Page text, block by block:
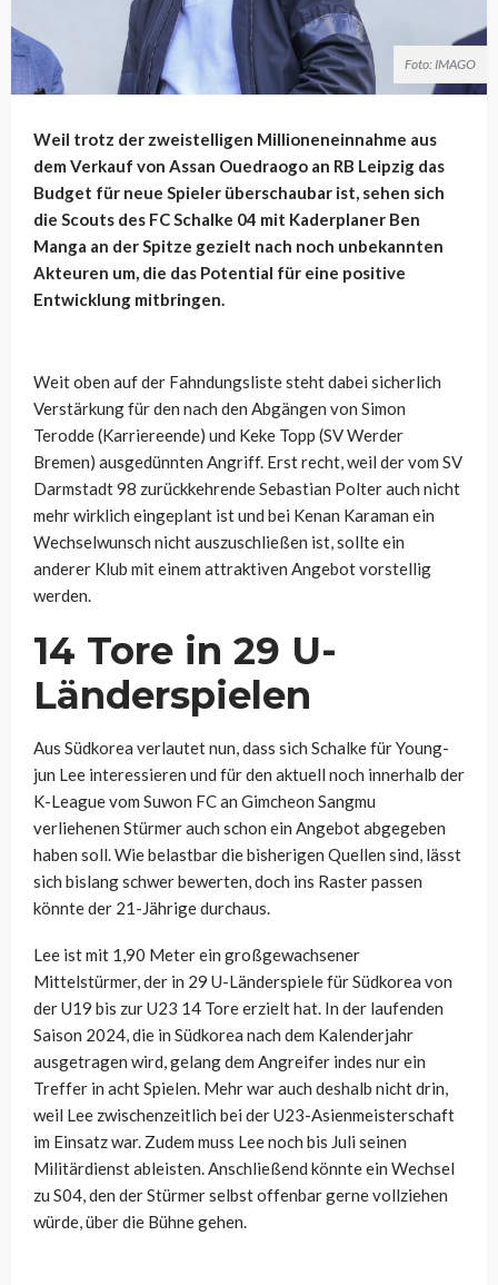
Foto: IMAGO
Weil trotz der zweistelligen Millioneneinnahme aus
dem Verkauf von Assan Ouedraogo an RB Leipzig das
Budget für neue Spieler überschaubar ist, sehen sich
die Scouts des FC Schalke 04 mit Kaderplaner Ben
Manga an der Spitze gezielt nach noch unbekannten
Akteuren um, die das Potential für eine positive
Entwicklung mitbringen.
Weit oben auf der Fahndungsliste steht dabei sicherlich
Verstärkung für den nach den Abgängen von Simon
Terodde (Karriereende) und Keke Topp (SV Werder
Bremen) ausgedünnten Angriff. Erst recht, weil der vom SV
Darmstadt 98 zurückkehrende Sebastian Polter auch nicht
mehr wirklich eingeplant ist und bei Kenan Karaman ein
Wechselwunsch nicht auszuschließen ist, sollte ein
anderer Klub mit einem attraktiven Angebot vorstellig
werden.
14 Tore in 29 U-
Länderspielen
Aus Südkorea verlautet nun, dass sich Schalke für Young-
jun Lee interessieren und für den aktuell noch innerhalb der
K-League vom Suwon FC an Gimcheon Sangmu
verliehenen Stürmer auch schon ein Angebot abgegeben
haben soll. Wie belastbar die bisherigen Quellen sind, lässt
sich bislang schwer bewerten, doch ins Raster passen
könnte der 21-Jährige durchaus.
Lee ist mit 1,90 Meter ein großgewachsener
Mittelstürmer, der in 29 U-Länderspiele für Südkorea von
der U19 bis zur U23 14 Tore erzielt hat. In der laufenden
Saison 2024, die in Südkorea nach dem Kalenderjahr
ausgetragen wird, gelang dem Angreifer indes nur ein
Treffer in acht Spielen. Mehr war auch deshalb nicht drin,
weil Lee zwischenzeitlich bei der U23-Asienmeisterschaft
im Einsatz war. Zudem muss Lee noch bis Juli seinen
Militärdienst ableisten. Anschließend könnte ein Wechsel
zu S04, den der Stürmer selbst offenbar gerne vollziehen
würde, über die Bühne gehen.